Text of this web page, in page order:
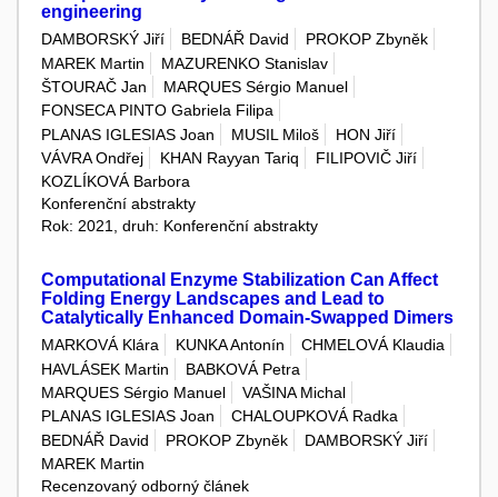
engineering
DAMBORSKÝ Jiří BEDNÁŘ David
PROKOP Zbyněk
MAREK Martin
MAZURENKO Stanislav
ŠTOURAČ Jan
MARQUES Sérgio Manuel
FONSECA PINTO Gabriela Filipa
PLANAS IGLESIAS Joan
MUSIL Miloš
HON Jiří
VÁVRA Ondřej
KHAN Rayyan Tariq
FILIPOVIČ Jiří
KOZLÍKOVÁ Barbora
Konferenční abstrakty
Rok: 2021, druh: Konferenční abstrakty
Computational Enzyme Stabilization Can Affect
Folding Energy Landscapes and Lead to
Catalytically Enhanced Domain-Swapped Dimers
MARKOVÁ Klára KUNKA Antonín
CHMELOVÁ Klaudia
HAVLÁSEK Martin
BABKOVÁ Petra
MARQUES Sérgio Manuel
VAŠINA Michal
PLANAS IGLESIAS Joan
CHALOUPKOVÁ Radka
BEDNÁŘ David
PROKOP Zbyněk
DAMBORSKÝ Jiří
MAREK Martin
Recenzovaný odborný článek